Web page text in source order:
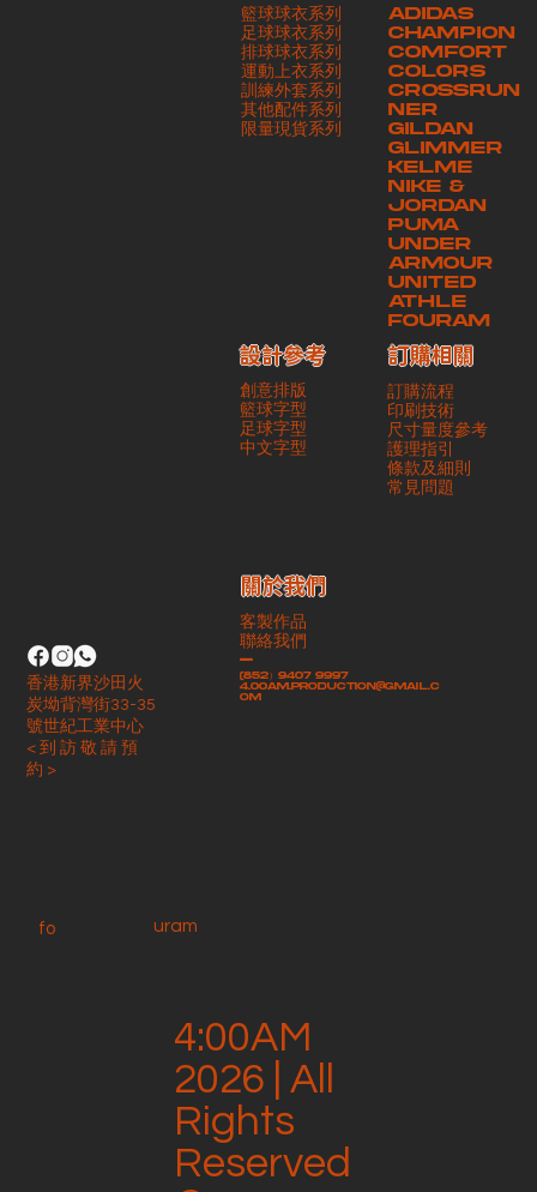
/ 貨品提取 商品製作完成後，4AM 團隊將聯絡貴客安排貨款餘額及提取
貨品。貴客可選擇最適合的付款方式以及取貨安排
隊核實有關款項 - 任何轉帳或換匯交易手續費等額外費用，一概不歸屬
本公司之責任 - 貴客請於收獲本公司正式訂購單據後 3 個工作天內安排
付款。如未能按期繳付所需款項，貴客須緻交因逾期所衍生之額外行政費
3個工作天｜到付｜​ - 貴客請於貨品可取日起之 10 個工作天內安排提取
貨品，如逾期未取，本公司將不予保存相關貨品。有關貨款訂金將不予歸
還，貴客仍須負責貨款餘額 - 貴客請於收貨時小心核對貨品數量及檢查
貨品品質 - 基於 S.F. Express / GoGoVan 等託運商為第三方服務，
本公司將保證貨品安全到達第三方手中。如第三方在運送過程中引致任何
有關貨品之遺失、損毀、誤投或運送延誤，本公司一律不負責
4:00AM
2026 | All
Rights
Reserved
籃球球衣系列
足球球衣系列
排球球衣系列
運動上衣系列
訓練外套系列
其他配件系列
​限量現貨系列
ADIDAS
CHAMPION
COMFORT
COLORS
CROSSRUN
NER
GILDAN
GLIMMER
KELME
NIKE &
JORDAN
PUMA
UNDER
ARMOUR
UNITED
ATHLE
FOURAM
創意排版
籃球字型
足球字型
​中文字型
設計參考
訂購流程
印刷技術
尺寸量度參考
護理指引
條款及細則
​常見問題
訂購相關
客製作品
聯絡我們
-
(852）9407 9997
4.00am.production@gmail.c
om
​關於我們
香港新界沙田火
炭坳背灣街33-35
號世紀工業中心
< 到 訪 敬 請 預
約 >
fo uram